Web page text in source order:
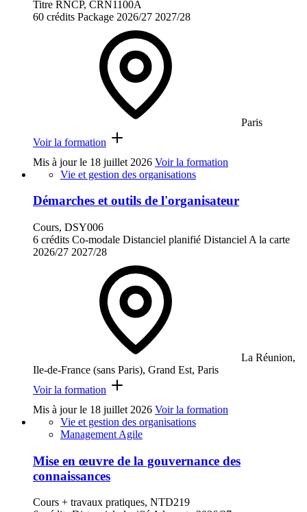
Titre RNCP, CRN1100A
60 crédits Package 2026/27 2027/28
Paris
Voir la formation
Mis à jour le 18 juillet 2026 Voir la formation
Vie et gestion des organisations
Démarches et outils de l'organisateur
Cours, DSY006
6 crédits Co-modale Distanciel planifié Distanciel A la carte
2026/27 2027/28
La Réunion,
Ile-de-France (sans Paris), Grand Est, Paris
Voir la formation
Mis à jour le 18 juillet 2026 Voir la formation
Vie et gestion des organisations
Management Agile
Mise en œuvre de la gouvernance des
connaissances
Cours + travaux pratiques, NTD219